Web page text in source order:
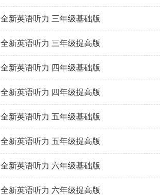
全新英语听力 三年级基础版
全新英语听力 三年级提高版
全新英语听力 四年级基础版
全新英语听力 四年级提高版
全新英语听力 五年级基础版
全新英语听力 五年级提高版
全新英语听力 六年级基础版
全新英语听力 六年级提高版